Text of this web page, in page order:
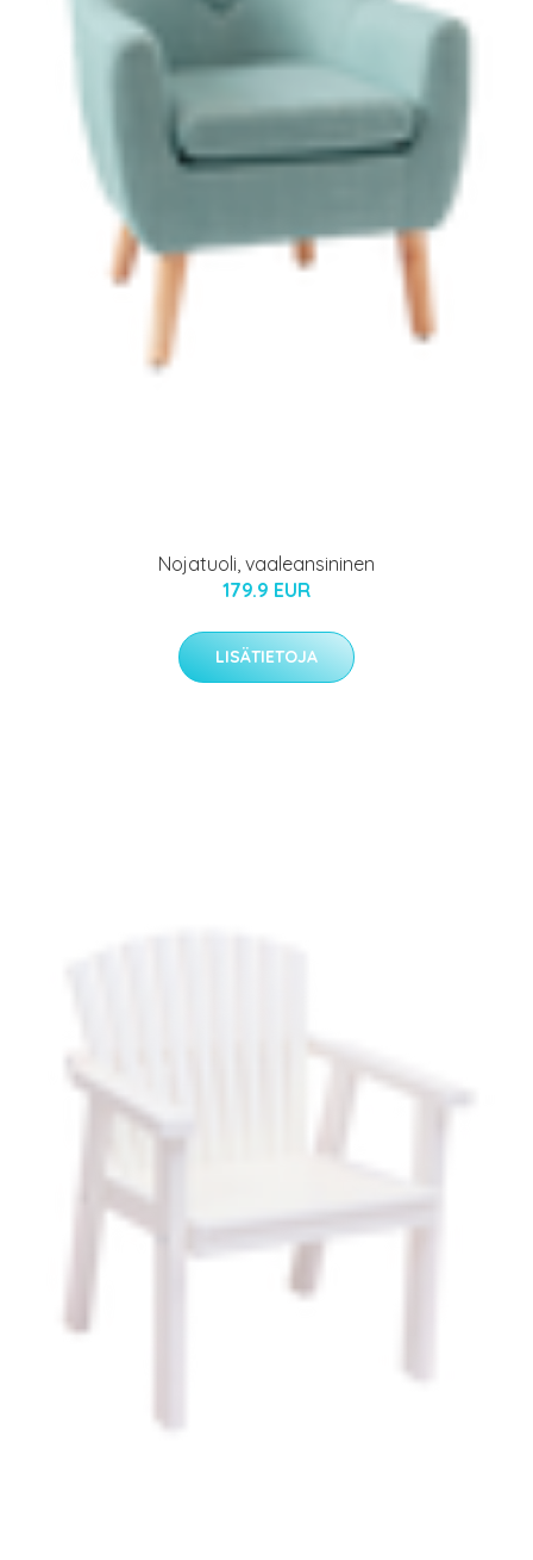
Nojatuoli, vaaleansininen
179.9 EUR
LISÄTIETOJA